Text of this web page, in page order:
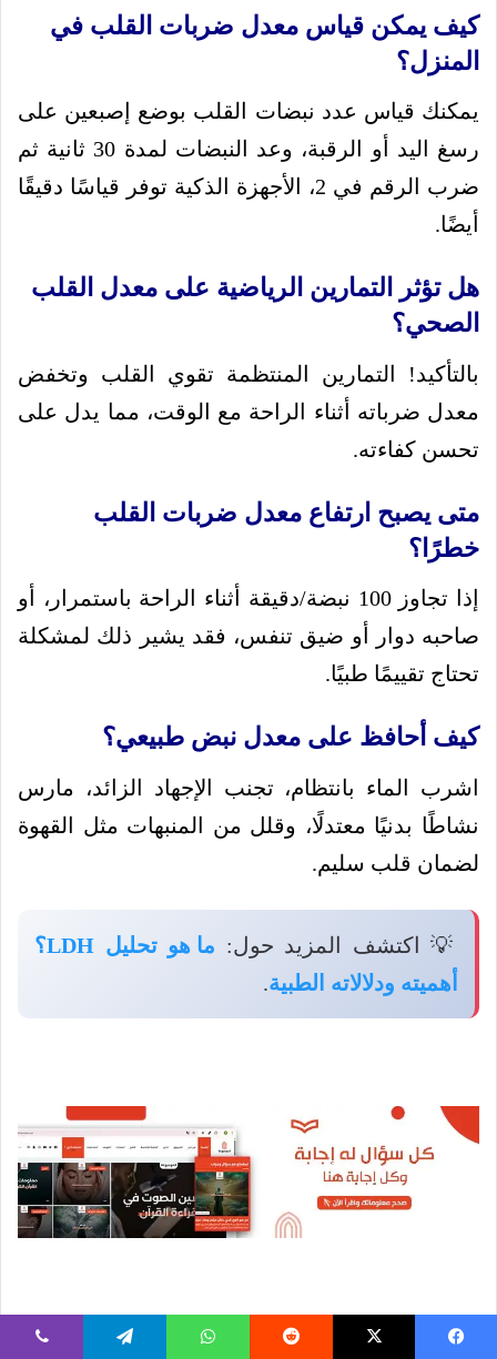
كيف يمكن قياس معدل ضربات القلب في
المنزل؟
يمكنك قياس عدد نبضات القلب بوضع إصبعين على
رسغ اليد أو الرقبة، وعد النبضات لمدة 30 ثانية ثم
ضرب الرقم في 2، الأجهزة الذكية توفر قياسًا دقيقًا
أيضًا.
هل تؤثر التمارين الرياضية على معدل القلب
الصحي؟
بالتأكيد! التمارين المنتظمة تقوي القلب وتخفض
معدل ضرباته أثناء الراحة مع الوقت، مما يدل على
تحسن كفاءته.
متى يصبح ارتفاع معدل ضربات القلب
خطرًا؟
إذا تجاوز 100 نبضة/دقيقة أثناء الراحة باستمرار، أو
صاحبه دوار أو ضيق تنفس، فقد يشير ذلك لمشكلة
تحتاج تقييمًا طبيًا.
كيف أحافظ على معدل نبض طبيعي؟
اشرب الماء بانتظام، تجنب الإجهاد الزائد، مارس
نشاطًا بدنيًا معتدلًا، وقلل من المنبهات مثل القهوة
لضمان قلب سليم.
💡 اكتشف المزيد حول:
ما هو تحليل LDH؟
أهميته ودلالاته الطبية.